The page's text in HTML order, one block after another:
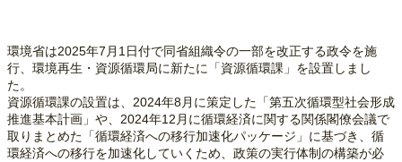
環境省は2025年7月1日付で同省組織令の一部を改正する政令を施
行、環境再生・資源循環局に新たに「資源循環課」を設置しまし
た。
資源循環課の設置は、2024年8月に策定した「第五次循環型社会形成
推進基本計画」や、2024年12月に循環経済に関する関係閣僚会議で
取りまとめた「循環経済への移行加速化パッケージ」に基づき、循
環経済への移行を加速化していくため、政策の実行体制の構築が必